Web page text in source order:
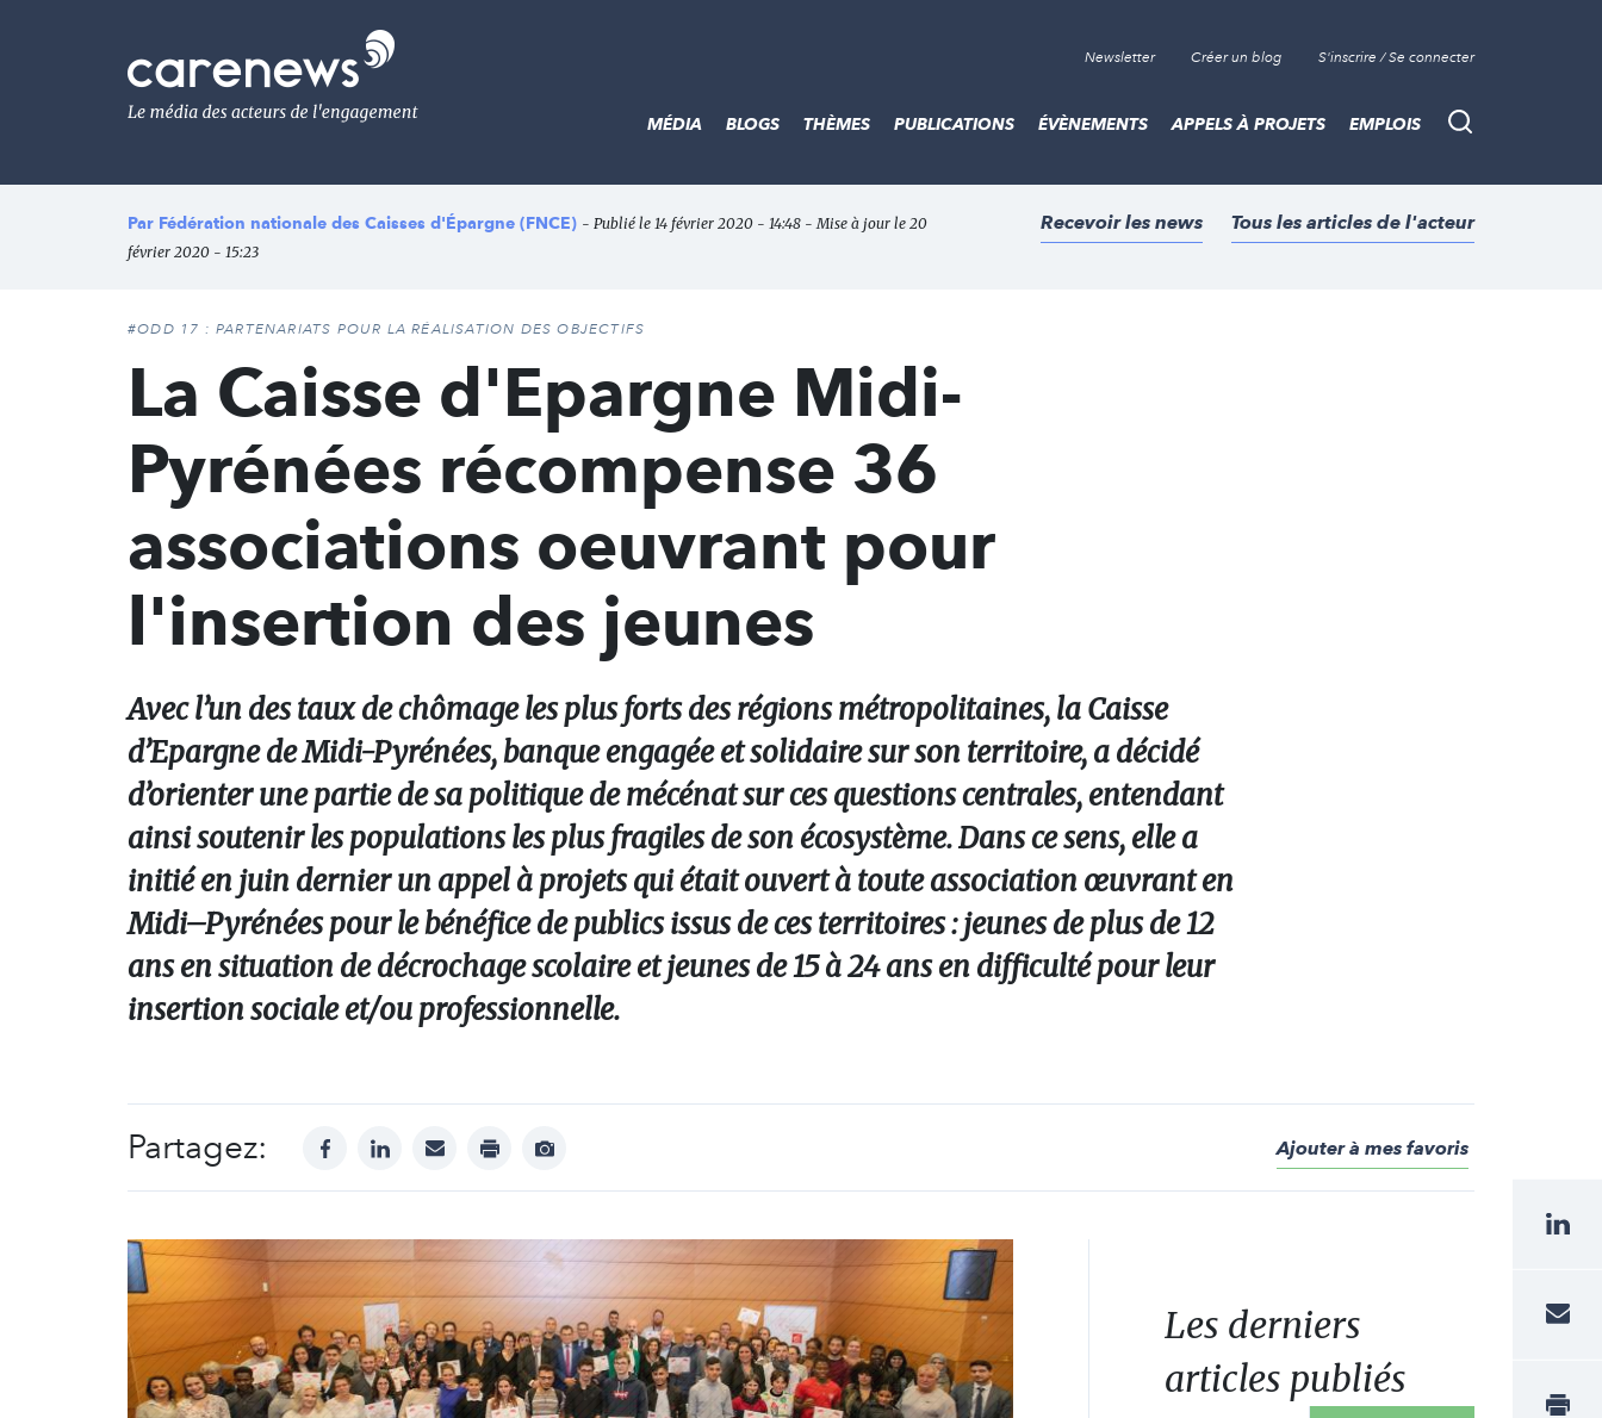
Le
média
de
l'engagement
Newsletter Créer un blog S'inscrire / Se connecter
Recherche
MÉDIA BLOGS THÈMES PUBLICATIONS ÉVÈNEMENTS APPELS À PROJETS EMPLOIS
Par Fédération nationale des Caisses d'Épargne (FNCE) - Publié le 14 février 2020 - 14:48 - Mise à jour le 20
février 2020 - 15:23
Recevoir les news Tous les articles de l'acteur
#ODD 17 : PARTENARIATS POUR LA RÉALISATION DES OBJECTIFS
La Caisse d'Epargne Midi-
Pyrénées récompense 36
associations oeuvrant pour
l'insertion des jeunes
Avec l’un des taux de chômage les plus forts des régions métropolitaines, la Caisse
d’Epargne de Midi-Pyrénées, banque engagée et solidaire sur son territoire, a décidé
d’orienter une partie de sa politique de mécénat sur ces questions centrales, entendant
ainsi soutenir les populations les plus fragiles de son écosystème. Dans ce sens, elle a
initié en juin dernier un appel à projets qui était ouvert à toute association œuvrant en
Midi–Pyrénées pour le bénéfice de publics issus de ces territoires : jeunes de plus de 12
ans en situation de décrochage scolaire et jeunes de 15 à 24 ans en difficulté pour leur
insertion sociale et/ou professionnelle.
Partagez: facebooklinkedinmail print
Afficher
Ajouter à mes favoris
Les derniers
articles publiés